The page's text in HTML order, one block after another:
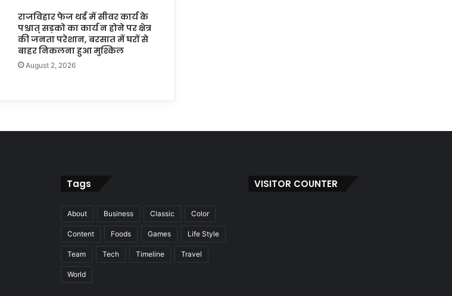
राजविहार फेज थर्ड में सीवर कार्य के
पश्चात् सड़को का कार्य न होने पर क्षेत्र
की जनता परेशान, बरसात में घरों से
बाहर निकलना हुआ मुश्किल
August 2, 2026
Tags
About Business Classic Color
Content Foods Games Life Style
Team Tech Timeline Travel
World
VISITOR COUNTER